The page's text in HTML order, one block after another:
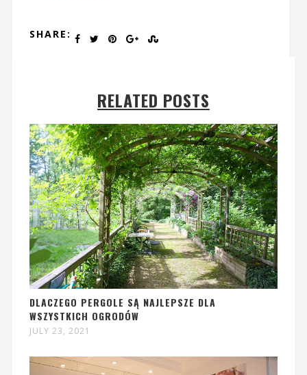
SHARE:
RELATED POSTS
DLACZEGO PERGOLE SĄ NAJLEPSZE DLA
WSZYSTKICH OGRODÓW
JULY 23, 2021